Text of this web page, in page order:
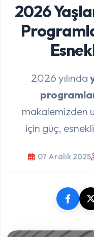
2026
2026 yılında
makalemizden
için güç,
07 Aralık 2025